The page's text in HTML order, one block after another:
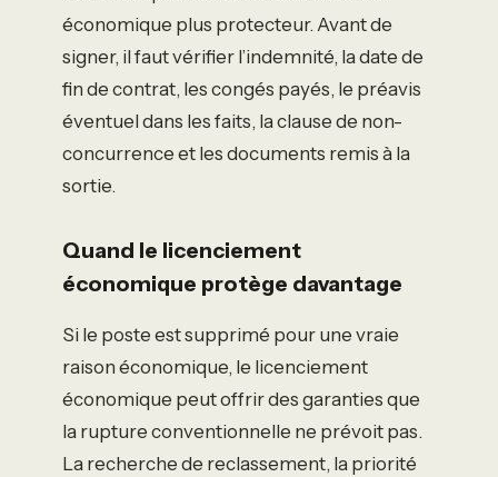
économique plus protecteur. Avant de
signer, il faut vérifier l’indemnité, la date de
fin de contrat, les congés payés, le préavis
éventuel dans les faits, la clause de non-
concurrence et les documents remis à la
sortie.
Quand le licenciement
économique protège davantage
Si le poste est supprimé pour une vraie
raison économique, le licenciement
économique peut offrir des garanties que
la rupture conventionnelle ne prévoit pas.
La recherche de reclassement, la priorité